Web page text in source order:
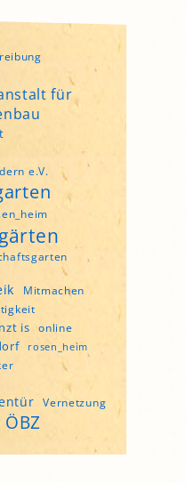
für
e.V.
Mitmachen
is online
rosen_heim
Vernetzung
ÖBZ